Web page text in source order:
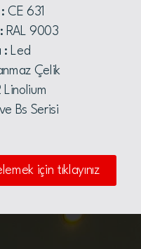
CE 631
RAL 9003
:
Led
Çelik
Linolium
Bs Serisi
için tıklayınız